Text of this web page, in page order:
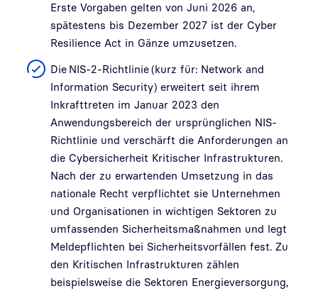
Erste Vorgaben gelten von Juni 2026 an,
spätestens bis Dezember 2027 ist der Cyber
Resilience Act in Gänze umzusetzen.
Die NIS-2-Richtlinie (kurz für: Network and
Information Security) erweitert seit ihrem
Inkrafttreten im Januar 2023 den
Anwendungsbereich der ursprünglichen NIS-
Richtlinie und verschärft die Anforderungen an
die Cybersicherheit Kritischer Infrastrukturen.
Nach der zu erwartenden Umsetzung in das
nationale Recht verpflichtet sie Unternehmen
und Organisationen in wichtigen Sektoren zu
umfassenden Sicherheitsmaßnahmen und legt
Meldepflichten bei Sicherheitsvorfällen fest. Zu
den Kritischen Infrastrukturen zählen
beispielsweise die Sektoren Energieversorgung,